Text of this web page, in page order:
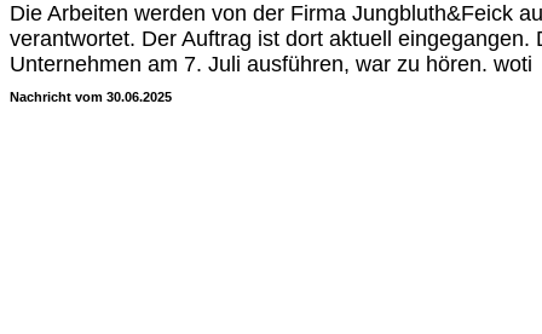
Die Arbeiten werden von der Firma Jungbluth&Feick
verantwortet. Der Auftrag ist dort aktuell eingegangen.
Unternehmen am 7. Juli ausführen, war zu hören. woti
Nachricht vom 30.06.2025